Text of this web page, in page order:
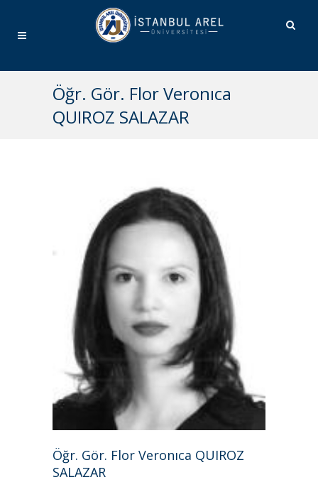
Öğr. Gör. Flor Veronıca
QUIROZ SALAZAR
Öğr. Gör. Flor Veronıca QUIROZ
SALAZAR